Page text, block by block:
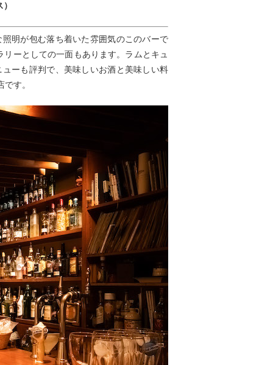
明が包む落ち着いた雰囲気のこのバーで
ーとしての一面もあります。ラムとキュ
ーも評判で、美味しいお酒と美味しい料
す。